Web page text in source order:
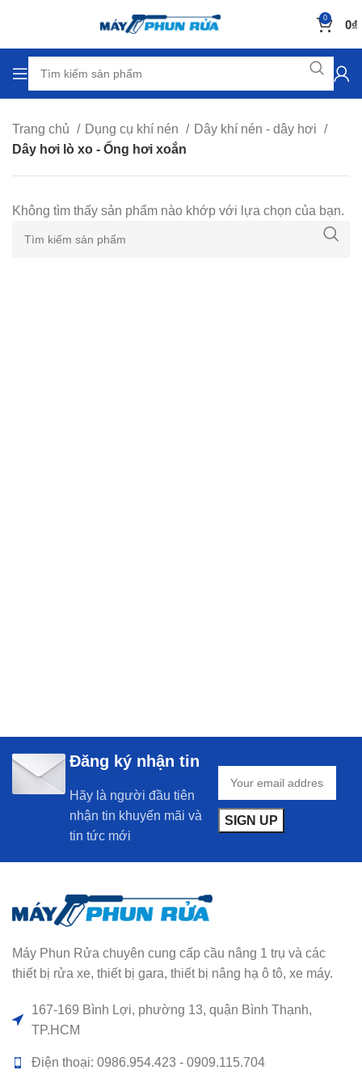
0 0₫
Trang chủ Dụng cụ khí nén
Dây khí nén - dây hơi
Dây hơi lò xo - Ống hơi xoắn
Không tìm thấy sản phẩm nào khớp với lựa chọn của bạn.
Đăng ký nhận tin
Hãy là người đầu tiên
nhận tin khuyến mãi và
tin tức mới
Máy Phun Rửa chuyên cung cấp cầu nâng 1 trụ và các
thiết bị rửa xe, thiết bị gara, thiết bị nâng hạ ô tô, xe máy.
167-169 Bình Lợi, phường 13, quận Bình Thạnh,
TP.HCM
Điện thoại: 0986.954.423 - 0909.115.704